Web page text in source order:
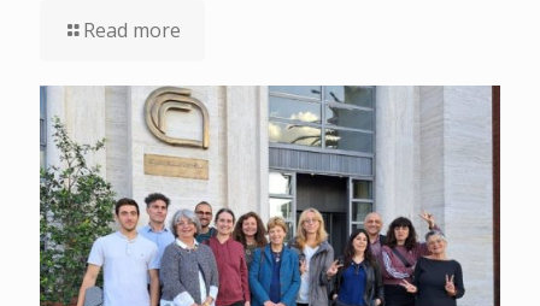
Read more